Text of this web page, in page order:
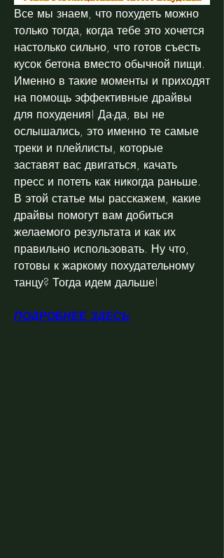
Все мы знаем, что похудеть можно
только тогда, когда тебе это хочется
настолько сильно, что готов съесть
кусок бетона вместо обычной пищи.
Именно в такие моменты и приходят
на помощь эффективные драйвы
для похудения! Да-да, вы не
ослышались, это именно те самые
треки и плейлисты, которые
заставят вас двигаться, качать
пресс и потеть как никогда раньше.
В этой статье мы расскажем, какие
драйвы помогут вам добиться
желаемого результата и как их
правильно использовать. Ну что,
готовы к жаркому похудательному
танцу? Тогда идем дальше!
ПОДРОБНЕЕ ЗДЕСЬ